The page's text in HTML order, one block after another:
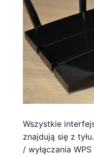
Wszystkie
znajdują się z
/ wyłączania